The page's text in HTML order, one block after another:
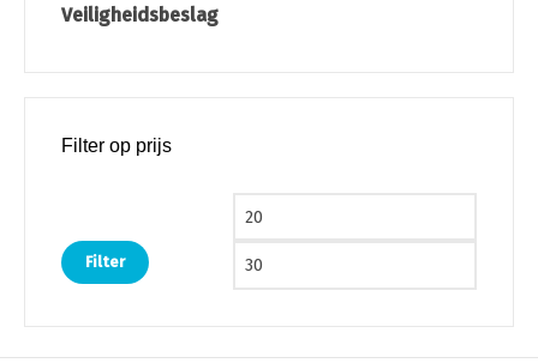
Veiligheidsbeslag
Filter op prijs
Min. prijs
Filter